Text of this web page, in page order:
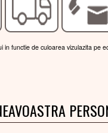
functie de culoarea vizulazita pe